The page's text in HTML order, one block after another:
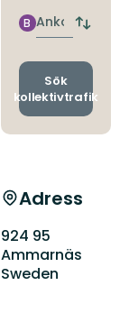
Ankomst
B
Byt
och
Sök
kollektivtrafik
Adress
924 95
Ammarnäs
Sweden